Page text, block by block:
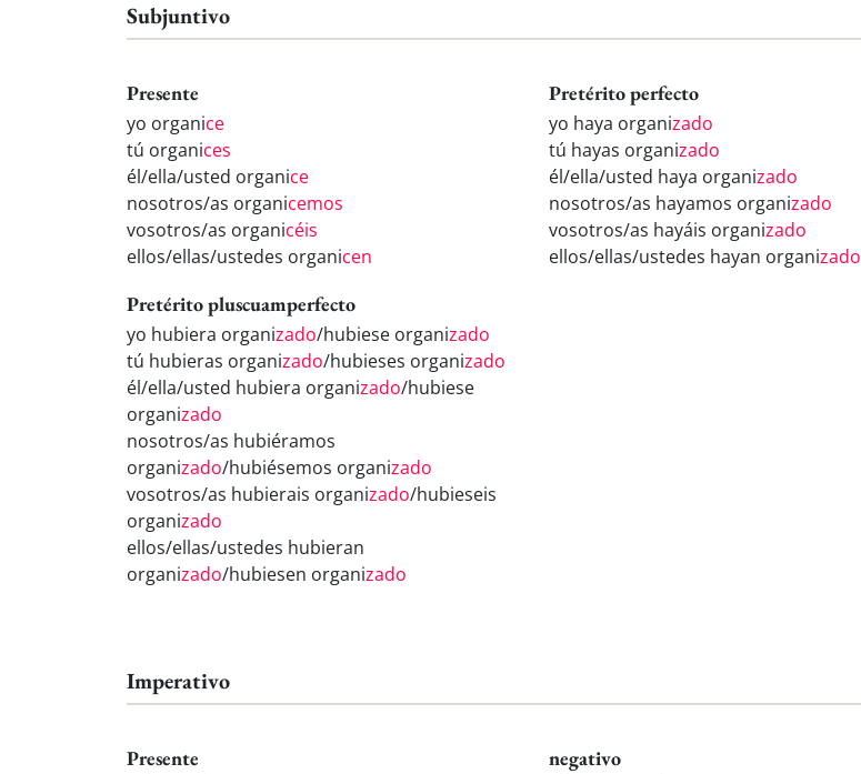
Subjuntivo
Presente
yo organice
tú organices
él/ella/usted organice
nosotros/as organicemos
vosotros/as organicéis
ellos/ellas/ustedes organicen
Pretérito perfecto
yo haya organizado
tú hayas organizado
él/ella/usted haya organizado
nosotros/as hayamos organizado
vosotros/as hayáis organizado
ellos/ellas/ustedes hayan organizado
Pretérito pluscuamperfecto
yo hubiera organizado/hubiese organizado
tú hubieras organizado/hubieses organizado
él/ella/usted hubiera organizado/hubiese
organizado
nosotros/as hubiéramos
organizado/hubiésemos organizado
vosotros/as hubierais organizado/hubieseis
organizado
ellos/ellas/ustedes hubieran
organizado/hubiesen organizado
Imperativo
Presente negativo